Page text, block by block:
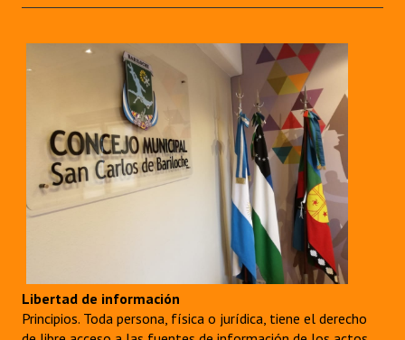
Libertad de información
Principios. Toda persona, física o jurídica, tiene el derecho